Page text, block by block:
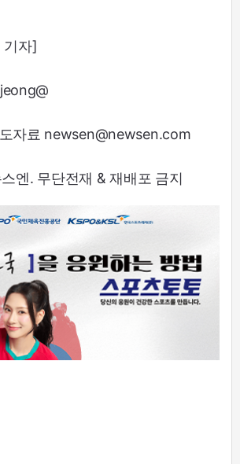
기자]
자료 newsen@newsen.com
엔. 무단전재 & 재배포 금지